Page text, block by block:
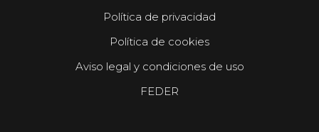
Política de privacidad
Política de cookies
Aviso legal y condiciones de uso
FEDER